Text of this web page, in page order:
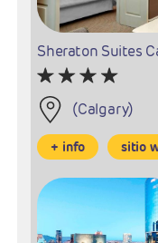
Sheraton Suites
(Calgary)
+ info sitio